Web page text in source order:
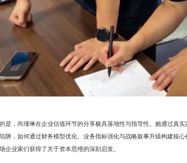
是，尚瑾琳在企业估值环节的分享极具落地性与指导性。她通过真
阱，如何通过财务模型优化、业务指标强化与战略叙事升级构建核
企业家们获得了关于资本思维的深刻启发。